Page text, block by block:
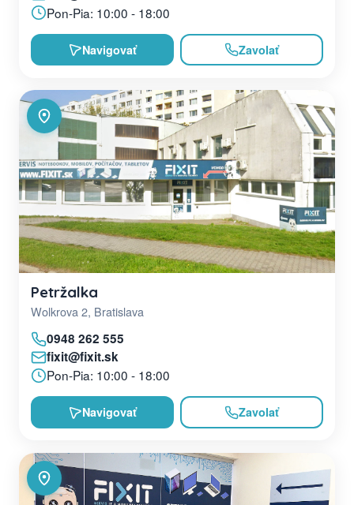
Pon-Pia: 10:00 - 18:00
Navigovať Zavolať
Petržalka
Wolkrova 2, Bratislava
0948 262 555
fixit@fixit.sk
Pon-Pia: 10:00 - 18:00
Navigovať Zavolať